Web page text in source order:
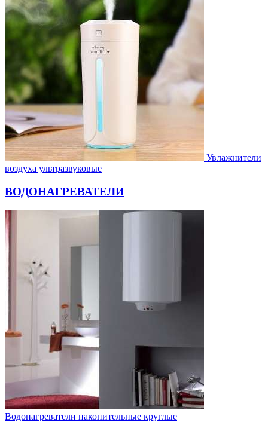
Увлажнители
воздуха ультразвуковые
ВОДОНАГРЕВАТЕЛИ
Водонагреватели накопительные круглые